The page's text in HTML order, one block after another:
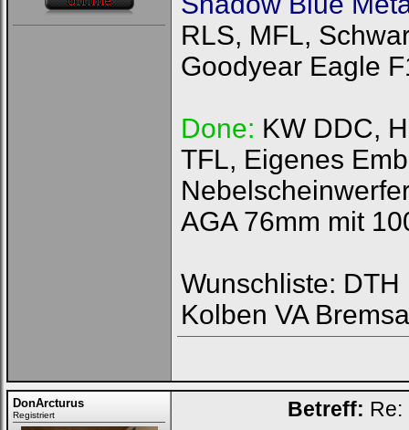
Username:
Passwort:
Bei jedem Besuch
automatisch einloggen.
vergessen |Registrieren
RLS, MFL,
Goodyear Eagle
Done: KW DDC,
TFL, Eigenes
AGA 76mm mit
Wunschliste:
Kolben VA
DonArcturus
Registriert Betreff: